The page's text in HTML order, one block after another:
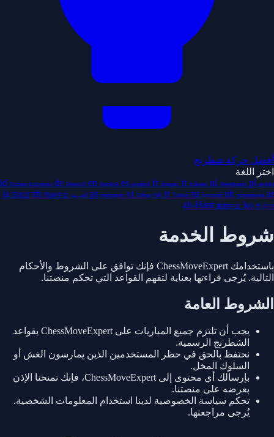
أفضل حركة شطرنج
اختر اللغة
id Bahasa Indonesia de Deutsch en English es español fr français it italiano nl Nederlands pl polski
pt português vi Tiếng Việt tr Türkçe ru русский uk українська ar العربية ja 日本語 zh 简体中文
zh-Hant 繁體中文 ko 한국어
شروط الخدمة
باستخدامك ChessMoveExpert فإنك توافق على الشروط والأحكام
التالية. يُرجى قراءتها بعناية لتفهم القواعد التي تحكم منصتنا.
الشروط العامة
يجب أن تلتزم جميع المباريات على ChessMoveExpert بقواعد
الشطرنج الرسمية.
نحتفظ بالحق في حظر المستخدمين الذين يمارسون الغش أو
السلوك المخل.
بإرسالك أي محتوى إلى ChessMoveExpert، فإنك تمنحنا الإذن
بعرضه على منصتنا.
تحكم سياسة الخصوصية لدينا استخدام المعلومات الشخصية.
يُرجى مراجعتها.